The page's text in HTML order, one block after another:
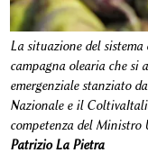
La situazione del
campagna olearia che si
emergenziale stanziato
Nazionale e il
competenza del Ministro
Patrizio La Pietra